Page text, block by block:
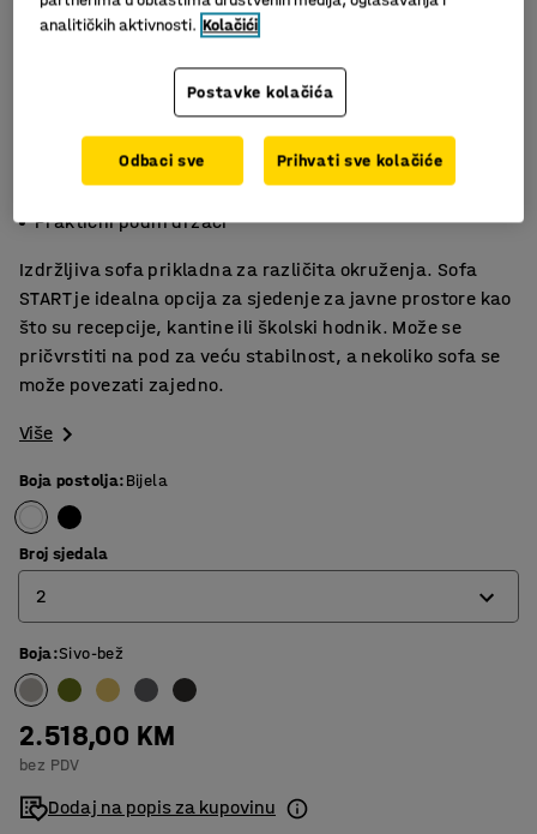
Prikladno za različite prostore
Lako spajanje
Praktični podni držači
Izdržljiva sofa prikladna za različita okruženja. Sofa
START je idealna opcija za sjedenje za javne prostore kao
što su recepcije, kantine ili školski hodnik. Može se
pričvrstiti na pod za veću stabilnost, a nekoliko sofa se
može povezati zajedno.
Više
Boja postolja:Bijela
Broj sjedala
2
1
2
3
Boja:Sivo-bež
2.518,00 KM
bez PDV
Dodaj na popis za kupovinu
analitičkih aktivnosti. Kolačići
Postavke kolačića
Odbaci sve Prihvati sve kolačiće